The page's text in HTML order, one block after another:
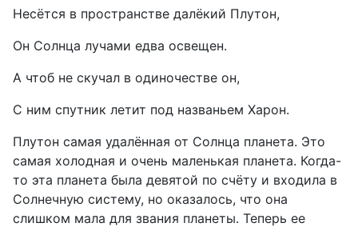
Несётся в пространстве далёкий Плутон,
Он Солнца лучами едва освещен.
А чтоб не скучал в одиночестве он,
С ним спутник летит под названьем Харон.
Плутон самая удалённая от Солнца планета. Это
самая холодная и очень маленькая планета. Когда-
то эта планета была девятой по счёту и входила в
Солнечную систему, но оказалось, что она
слишком мала для звания планеты. Теперь ее